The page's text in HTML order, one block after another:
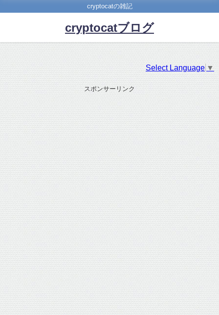
cryptocatの雑記
cryptocatブログ
Select Language ▼
スポンサーリンク